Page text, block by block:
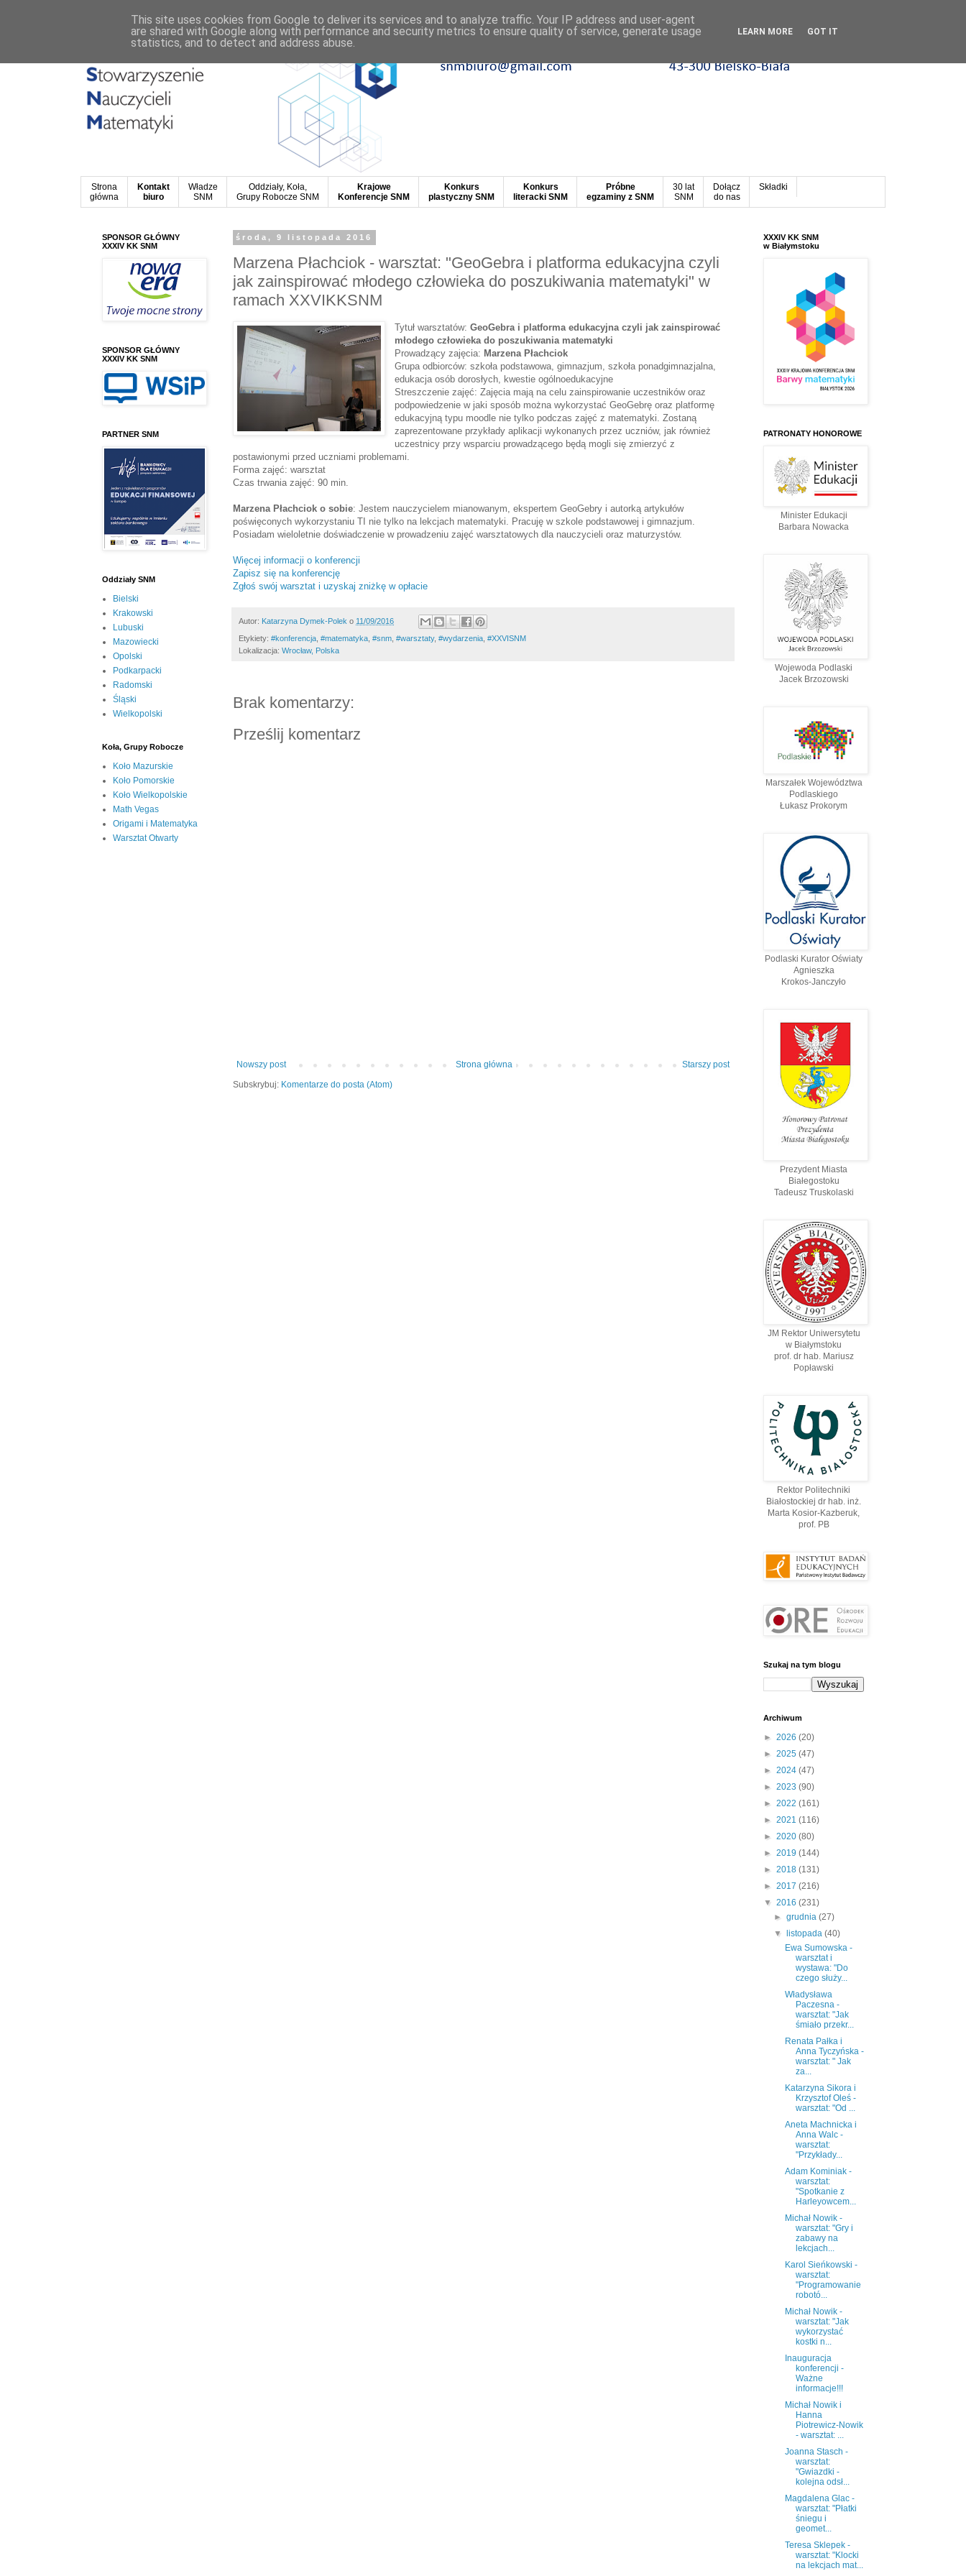
Strona
główna
Kontakt
biuro
Władze
SNM
Oddziały, Koła,
Grupy Robocze SNM
Krajowe
Konferencje SNM
Konkurs
plastyczny SNM
Konkurs
literacki SNM
Próbne
egzaminy z SNM
30 lat
SNM
Dołącz
do nas
Składki
środa, 9 listopada 2016
Marzena Płachciok - warsztat: "GeoGebra i platforma edukacyjna czyli
jak zainspirować młodego człowieka do poszukiwania matematyki" w
ramach XXVIKKSNM
Tytuł warsztatów:GeoGebra i platforma edukacyjna czyli jak zainspirować
młodego człowieka do poszukiwania matematyki
Prowadzący zajęcia: Marzena Płachciok
Grupa odbiorców: szkoła podstawowa, gimnazjum, szkoła ponadgimnazjalna,
edukacja osób dorosłych, kwestie ogólnoedukacyjne
Streszczenie zajęć: Zajęcia mają na celu zainspirowanie uczestników oraz
podpowiedzenie w jaki sposób można wykorzystać GeoGebrę oraz platformę
edukacyjną typu moodle nie tylko podczas zajęć z matematyki. Zostaną
zaprezentowane przykłady aplikacji wykonanych przez uczniów, jak również
uczestnicy przy wsparciu prowadzącego będą mogli się zmierzyć z
postawionymi przed uczniami problemami.
Forma zajęć: warsztat
Czas trwania zajęć: 90 min.
Marzena Płachciok o sobie: Jestem nauczycielem mianowanym, ekspertem GeoGebry i autorką artykułów
poświęconych wykorzystaniu TI nie tylko na lekcjach matematyki. Pracuję w szkole podstawowej i gimnazjum.
Posiadam wieloletnie doświadczenie w prowadzeniu zajęć warsztatowych dla nauczycieli oraz maturzystów.
Więcej informacji o konferencji
Zapisz się na konferencję
Zgłoś swój warsztat i uzyskaj zniżkę w opłacie
Autor: Katarzyna Dymek-Polek o 11/09/2016
Etykiety: ‪#‎konferencja‬‪, #‎matematyka‬, #snm, #warsztaty, #wydarzenia, #XXVISNM
Lokalizacja: Wrocław, Polska
Brak komentarzy:
Prześlij komentarz
Nowszy post Starszy post
Strona główna
Subskrybuj: Komentarze do posta (Atom)
SPONSOR GŁÓWNY
XXXIV KK SNM
SPONSOR GŁÓWNY
XXXIV KK SNM
PARTNER SNM
Oddziały SNM
Bielski
Krakowski
Lubuski
Mazowiecki
Opolski
Podkarpacki
Radomski
Śląski
Wielkopolski
Koła, Grupy Robocze
Koło Mazurskie
Koło Pomorskie
Koło Wielkopolskie
Math Vegas
Origami i Matematyka
Warsztat Otwarty
XXXIV KK SNM
w Białymstoku
PATRONATY HONOROWE
Minister Edukacji
Barbara Nowacka
Wojewoda Podlaski
Jacek Brzozowski
Marszałek Województwa
Podlaskiego
Łukasz Prokorym
Podlaski Kurator Oświaty
Agnieszka
Krokos-Janczyło
Prezydent Miasta
Białegostoku
Tadeusz Truskolaski
JM Rektor Uniwersytetu
w Białymstoku
prof. dr hab. Mariusz
Popławski
Rektor Politechniki
Białostockiej dr hab. inż.
Marta Kosior-Kazberuk,
prof. PВ
Szukaj na tym blogu
Archiwum
► 2026 (20)
► 2025 (47)
► 2024 (47)
► 2023 (90)
► 2022 (161)
► 2021 (116)
► 2020 (80)
► 2019 (144)
► 2018 (131)
► 2017 (216)
▼ 2016 (231)
►grudnia(27)
▼
listopada(40)
Ewa Sumowska -
warsztat i
wystawa: "Do
czego służy...
Władysława
Paczesna -
warsztat: "Jak
śmiało przekr...
Renata Pałka i
Anna Tyczyńska -
warsztat: " Jak
za...
Katarzyna Sikora i
Krzysztof Oleś -
warsztat: "Od ...
Aneta Machnicka i
Anna Walc -
warsztat:
"Przykłady...
Adam Kominiak -
warsztat:
"Spotkanie z
Harleyowcem...
Michał Nowik -
warsztat: "Gry i
zabawy na
lekcjach...
Karol Sieńkowski -
warsztat:
"Programowanie
robotó...
Michał Nowik -
warsztat: "Jak
wykorzystać
kostki n...
Inauguracja
konferencji -
Ważne
informacje!!!
Michał Nowik i
Hanna
Piotrewicz-Nowik
- warsztat: ...
Joanna Stasch -
warsztat:
"Gwiazdki -
kolejna odsł...
Magdalena Glac -
warsztat: "Płatki
śniegu i
geomet...
Teresa Sklepek -
warsztat: "Klocki
na lekcjach mat...
This site uses cookies from Google to deliver its services and to analyze traffic. Your IP address and user-agent
are shared with Google along with performance and security metrics to ensure quality of service, generate usage
statistics, and to detect and address abuse.
LEARN MORE GOT IT